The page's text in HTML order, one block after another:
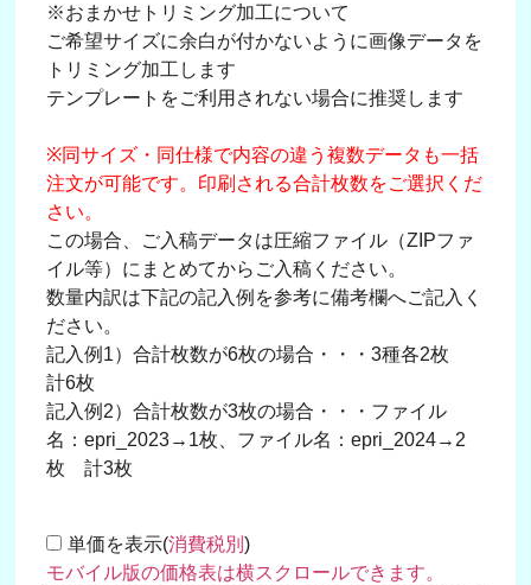
※おまかせトリミング加工について
ご希望サイズに余白が付かないように画像データを
トリミング加工します
テンプレートをご利用されない場合に推奨します
※同サイズ・同仕様で内容の違う複数データも一括
注文が可能です。印刷される合計枚数をご選択くだ
さい。
この場合、ご入稿データは圧縮ファイル（ZIPファ
イル等）にまとめてからご入稿ください。
数量内訳は下記の記入例を参考に備考欄へご記入く
ださい。
記入例1）合計枚数が6枚の場合・・・3種各2枚
計6枚
記入例2）合計枚数が3枚の場合・・・ファイル
名：epri_2023→1枚、ファイル名：epri_2024→2
枚 計3枚
単価を表示(消費税別)